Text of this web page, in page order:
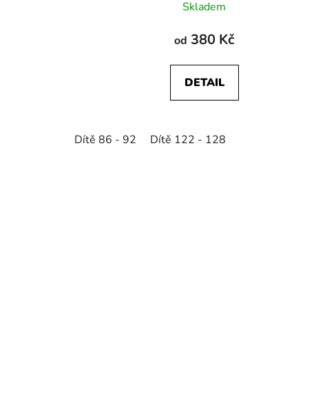
Skladem
od 380 Kč
DETAIL
Dítě 86 - 92 Dítě 122 - 128